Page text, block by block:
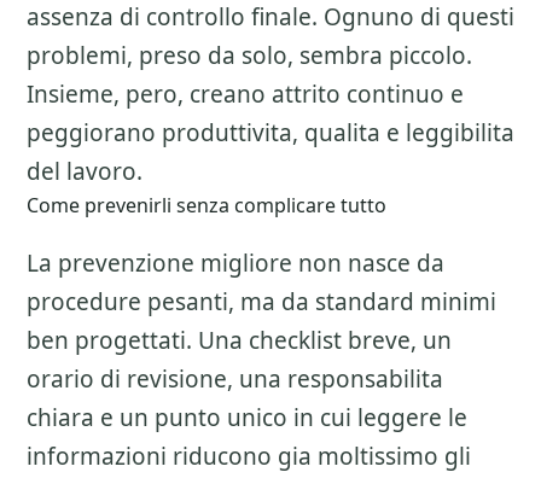
assenza di controllo finale. Ognuno di questi
problemi, preso da solo, sembra piccolo.
Insieme, pero, creano attrito continuo e
peggiorano produttivita, qualita e leggibilita
del lavoro.
Come prevenirli senza complicare tutto
La prevenzione migliore non nasce da
procedure pesanti, ma da standard minimi
ben progettati. Una checklist breve, un
orario di revisione, una responsabilita
chiara e un punto unico in cui leggere le
informazioni riducono gia moltissimo gli